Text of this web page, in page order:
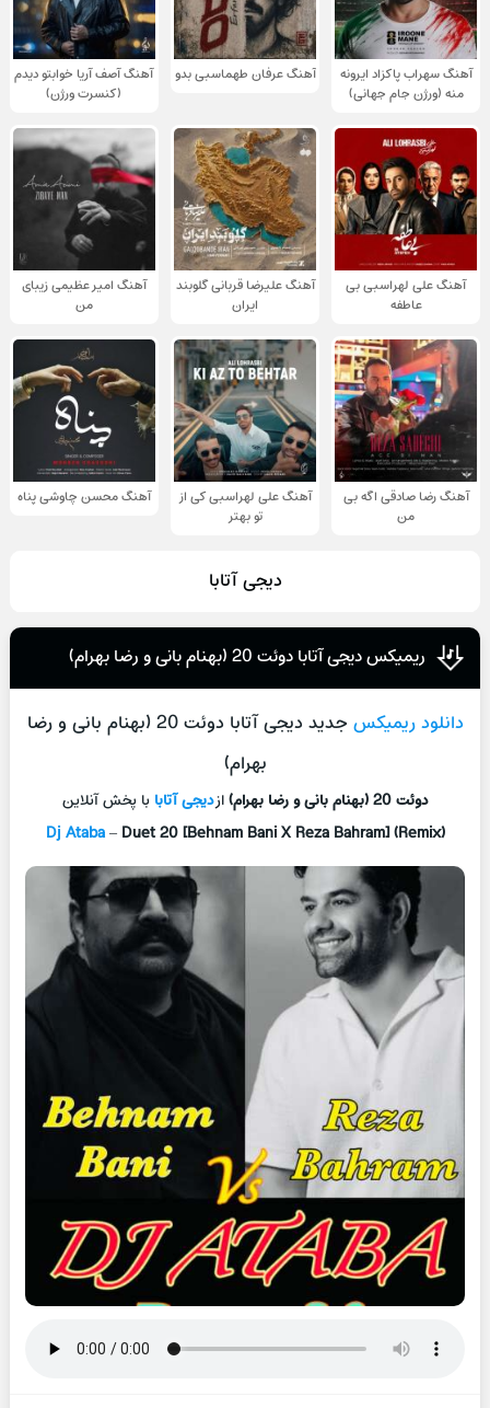
آهنگ سهراب پاکزاد ایرونه
منه (ورژن جام جهانی)
آهنگ عرفان طهماسبی بدو
آهنگ آصف آریا خوابتو دیدم
(کنسرت ورژن)
آهنگ علی لهراسبی بی
عاطفه
آهنگ علیرضا قربانی گلوبند
ایران
آهنگ امیر عظیمی زیبای
من
آهنگ رضا صادقی اگه بی
من
آهنگ علی لهراسبی کی از
تو ‌بهتر
آهنگ محسن چاوشی پناه
دیجی آتابا
ریمیکس دیجی آتابا دوئت 20 (بهنام بانی و رضا بهرام)
دانلود ریمیکس
جدید دیجی آتابا دوئت 20 (بهنام بانی و رضا
بهرام)
دوئت 20 (بهنام بانی و رضا بهرام) ازدیجی آتابا با پخش آنلاین
Dj Ataba– Duet 20 [Behnam Bani X Reza Bahram] (Remix)